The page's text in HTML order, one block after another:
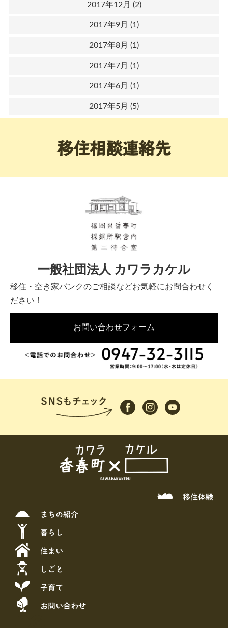
2017年12月 (2)
2017年9月 (1)
2017年8月 (1)
2017年7月 (1)
2017年6月 (1)
2017年5月 (5)
移住相談連絡先
一般社団法人 カワラカケル
移住・空き家バンクのご相談などお気軽にお問合わせく
ださい！
お問い合わせフォーム
移住体験
まちの紹介
暮らし
住まい
しごと
子育て
お問い合わせ